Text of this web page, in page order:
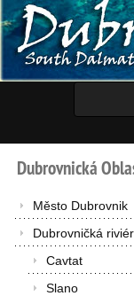
Dubrovnická
Město Dubrovnik
Dubrovničká
Cavtat
Slano